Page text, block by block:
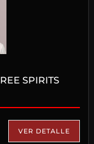
SPIRITS
VER DETALLE